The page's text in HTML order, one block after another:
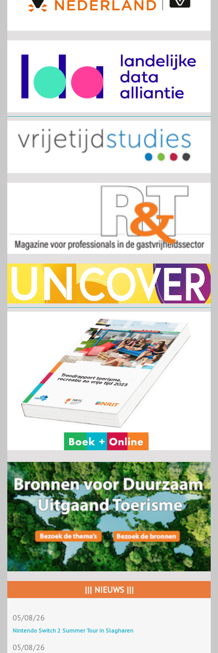
||| NIEUWS |||
05/08/26
Nintendo Switch 2 Summer Tour in Slagharen
05/08/26